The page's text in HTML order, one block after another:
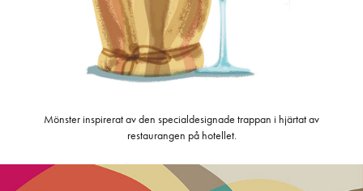
Mönster inspirerat av den specialdesignade trappan i hjärtat av
restaurangen på hotellet.